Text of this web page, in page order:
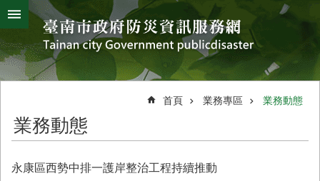
跳到主要內容區塊
搜
尋
進
階
搜
熱
字
颱
風
災
害
救
首頁 業務專區 業務動態
業務動態
永康區西勢中排一護岸整治工程持續推動